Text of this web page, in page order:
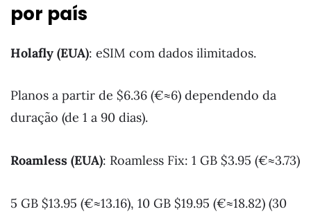
por país
Holafly (EUA): eSIM com dados ilimitados.
Planos a partir de $6.36 (€≈6) dependendo da
duração (de 1 a 90 dias).
Roamless (EUA): Roamless Fix: 1 GB $3.95 (€≈3.73)
5 GB $13.95 (€≈13.16), 10 GB $19.95 (€≈18.82) (30